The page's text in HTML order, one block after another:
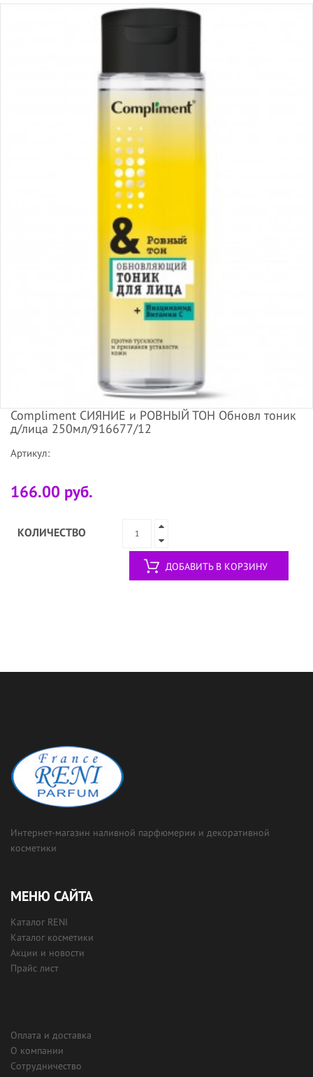
Compliment СИЯНИЕ и РОВНЫЙ ТОН Обновл тоник
д/лица 250мл/916677/12
Артикул:
166.00 руб.
КОЛИЧЕСТВО
ДОБАВИТЬ В КОРЗИНУ
Интернет-магазин наливной парфюмерии и декоративной
косметики
МЕНЮ САЙТА
Каталог RENI
Каталог косметики
Акции и новости
Прайс лист
Оплата и доставка
О компании
Сотрудничество